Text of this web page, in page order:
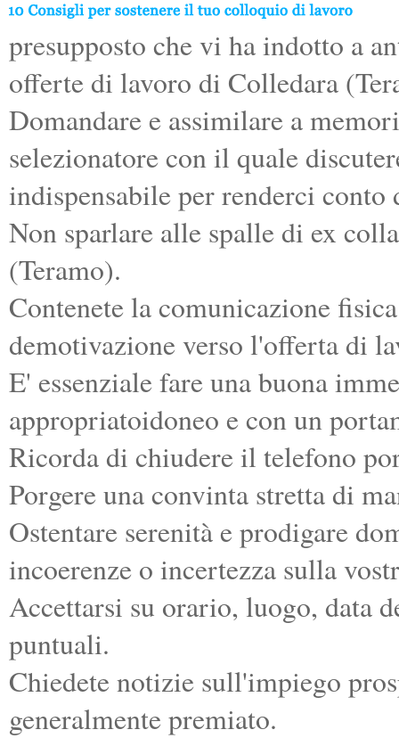
presupposto che vi ha indotto a
offerte di lavoro di Colledara
Domandare e assimilare a
selezionatore con il quale
indispensabile per renderci
Non sparlare alle spalle di ex
(Teramo).
Contenete la comunicazione
demotivazione verso l'offerta di
E' essenziale fare una buona
appropriatoidoneo e con un
Ricorda di chiudere il telefono
Porgere una convinta stretta di
Ostentare serenità e prodigare
incoerenze o incertezza sulla
Accettarsi su orario, luogo, data
puntuali.
Chiedete notizie sull'impiego
generalmente premiato.